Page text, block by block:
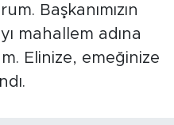
Başkanımızın
mahallem adına
Elinize, emeğinize